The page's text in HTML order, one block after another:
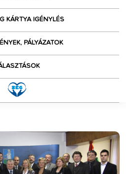
KÁRTYA IGÉNYLÉS
PÁLYÁZATOK